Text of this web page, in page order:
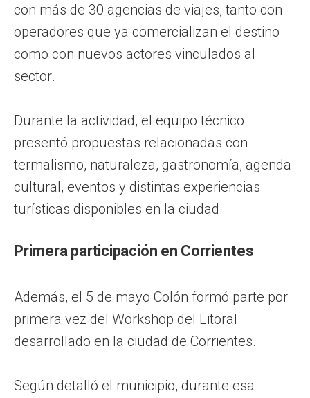
con más de 30 agencias de viajes, tanto con
operadores que ya comercializan el destino
como con nuevos actores vinculados al
sector.
Durante la actividad, el equipo técnico
presentó propuestas relacionadas con
termalismo, naturaleza, gastronomía, agenda
cultural, eventos y distintas experiencias
turísticas disponibles en la ciudad.
Primera participación en Corrientes
Además, el 5 de mayo Colón formó parte por
primera vez del Workshop del Litoral
desarrollado en la ciudad de Corrientes.
Según detalló el municipio, durante esa